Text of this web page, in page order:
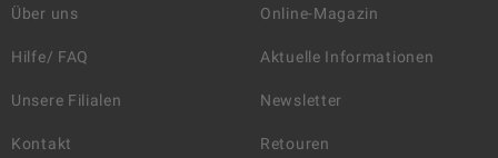
Über uns
Hilfe/ FAQ
Unsere Filialen
Kontakt
Online-Magazin
Aktuelle Informationen
Newsletter
Retouren